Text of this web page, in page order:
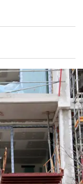
Gente viajera
Retornados
Operación Viuda
Galicia
Navarra
País Vasco
Televisión